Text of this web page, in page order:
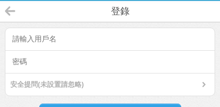
登錄
安全提問(未設置請忽略)